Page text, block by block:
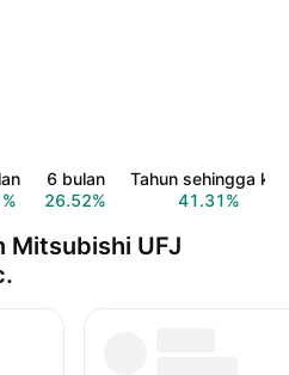
6 bulan
26.52%
Tahun sehingga kini
41.31%
Mitsubishi UFJ